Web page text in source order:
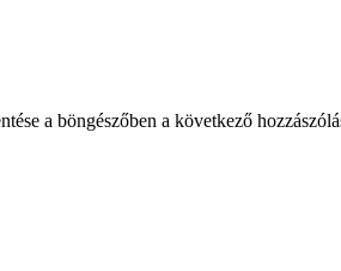
a böngészőben a következő